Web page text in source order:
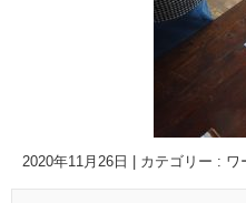
2020年11月26日 カテゴリー : ワ